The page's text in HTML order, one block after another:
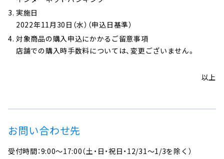
実施日
2022年11月30日（水）（申込日基準）
対象商品の購入申込にかかるご留意事項
店舗での購入時手数料については、変更ございません。
以上
お問い合わせ先
受付時間：9:00～17:00（土・日・祝日・12/31～1/3を除く）